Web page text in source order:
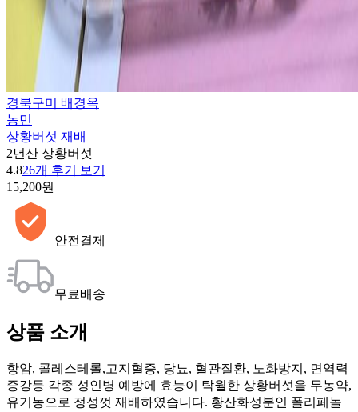
경북구미 배경옥
농민
상황버섯 재배
2년산 상황버섯
4.826개 후기 보기
15,200원
안전결제
무료배송
상품 소개
항암, 콜레스테롤,고지혈증, 당뇨, 혈관질환, 노화방지, 면역력
증강등 각종 성인병 예방에 효능이 탁월한 상황버섯을 무농약,
유기농으로 정성껏 재배하였습니다. 황산화성분인 폴리페놀